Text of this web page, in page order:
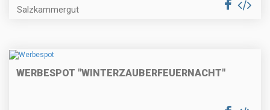
Salzkammergut
WERBESPOT "WINTERZAUBERFEUERNACHT"